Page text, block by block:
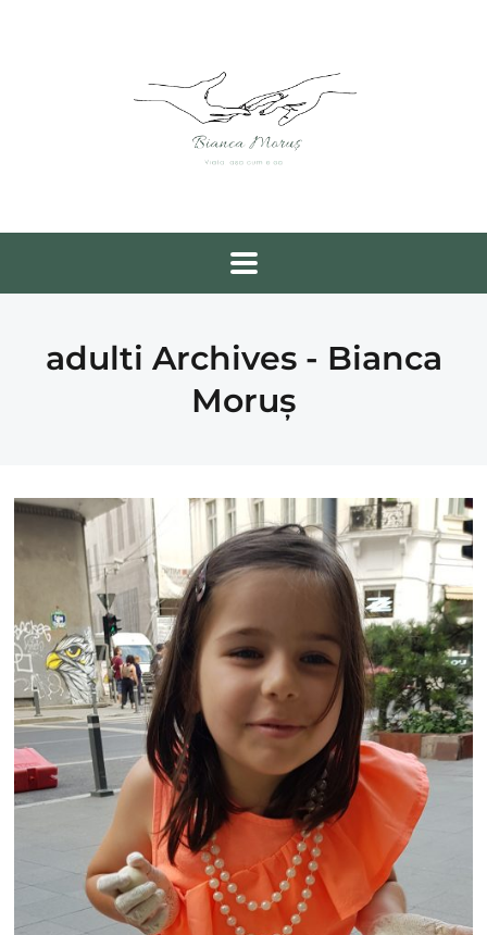
adulti Archives - Bianca
Moruș